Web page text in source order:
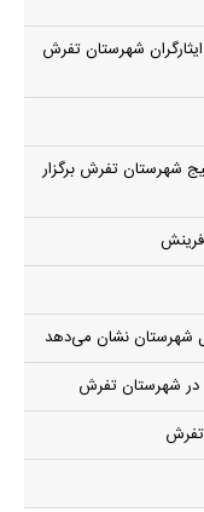
شهرستان تفرش
شهرستان تفرش برگزار
شهرستان نشان می‌دهد
در شهرستان تفرش